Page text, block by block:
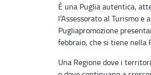
È una Puglia autentica,
l’Assessorato al Turismo e
Pugliapromozione
febbraio, che si tiene nella
Una Regione dove i